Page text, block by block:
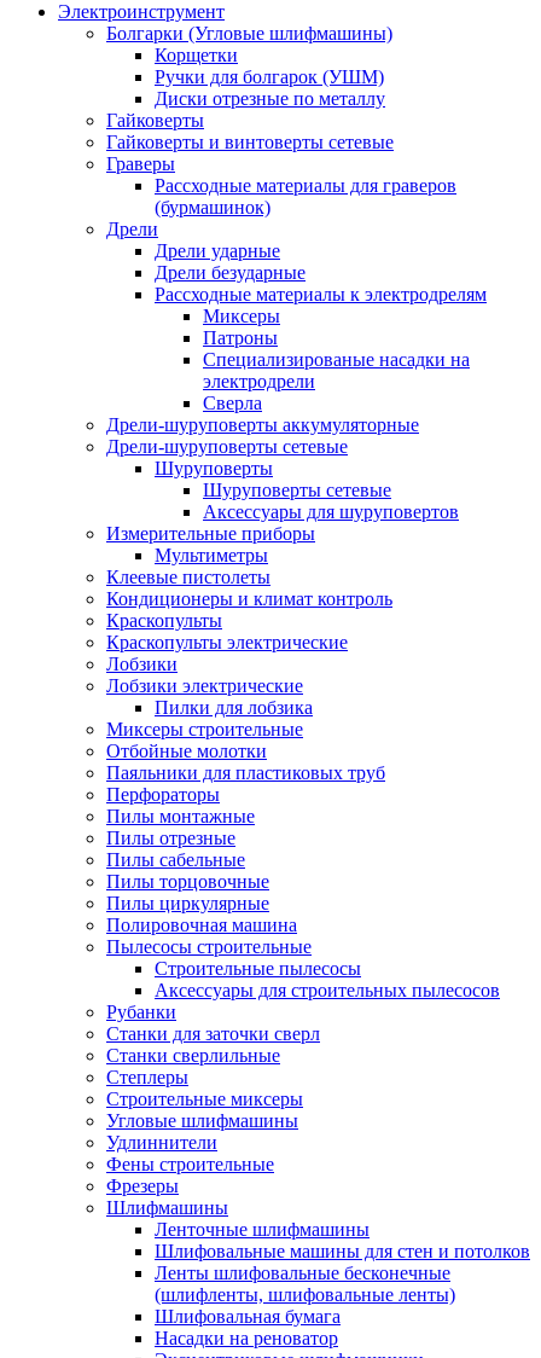
Электроинструмент
Болгарки (Угловые шлифмашины)
Корщетки
Ручки для болгарок (УШМ)
Диски отрезные по металлу
Гайковерты
Гайковерты и винтоверты сетевые
Граверы
Рассходные материалы для граверов
(бурмашинок)
Дрели
Дрели ударные
Дрели безударные
Рассходные материалы к электродрелям
Миксеры
Патроны
Специализированые насадки на
электродрели
Сверла
Дрели-шуруповерты аккумуляторные
Дрели-шуруповерты сетевые
Шуруповерты
Шуруповерты сетевые
Аксессуары для шуруповертов
Измерительные приборы
Мультиметры
Клеевые пистолеты
Кондиционеры и климат контроль
Краскопульты
Краскопульты электрические
Лобзики
Лобзики электрические
Пилки для лобзика
Миксеры строительные
Отбойные молотки
Паяльники для пластиковых труб
Перфораторы
Пилы монтажные
Пилы отрезные
Пилы сабельные
Пилы торцовочные
Пилы циркулярные
Полировочная машина
Пылесосы строительные
Строительные пылесосы
Аксессуары для строительных пылесосов
Рубанки
Станки для заточки сверл
Станки сверлильные
Степлеры
Строительные миксеры
Угловые шлифмашины
Удлиннители
Фены строительные
Фрезеры
Шлифмашины
Ленточные шлифмашины
Шлифовальные машины для стен и потолков
Ленты шлифовальные бесконечные
(шлифленты, шлифовальные ленты)
Шлифовальная бумага
Насадки на реноватор